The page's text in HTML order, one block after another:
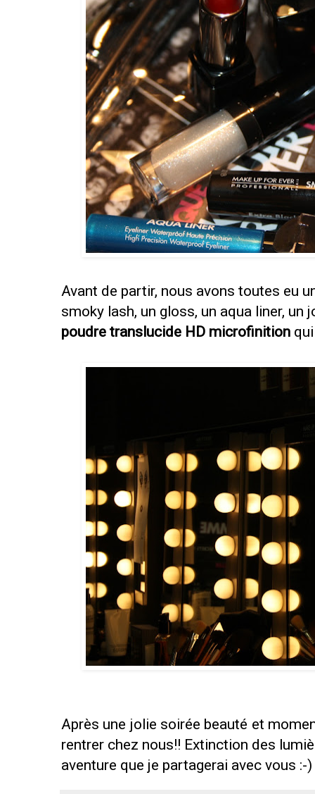
Avant de partir, nous avons toutes eu
smoky lash, un gloss, un aqua liner,
poudre translucide HD microfinition
Après une jolie soirée beauté et
rentrer chez nous!! Extinction des
aventure que je partagerai avec vous :-)